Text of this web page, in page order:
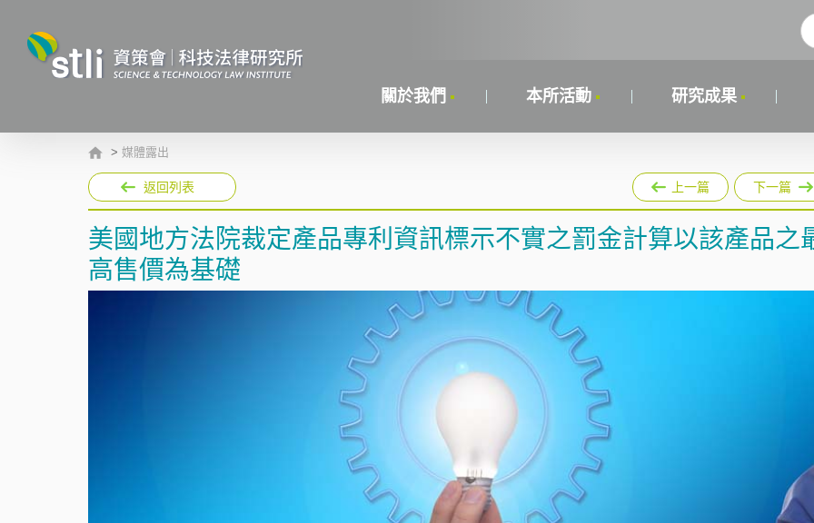
關於我們 本所活動 研究成果
> 媒體露出
返回列表 上一篇 下一篇
美國地方法院裁定產品專利資訊標示不實之罰金計算以該產品之
高售價為基礎